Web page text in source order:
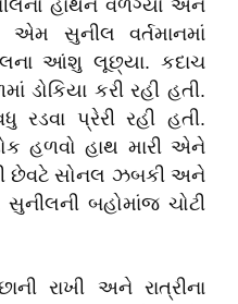
હાથને વળગ્યા અને
સુનીલ વર્તમાનમાં
આંશુ લૂછ્યા. કદાચ
કરી રહી હતી.
પ્રેરી રહી હતી.
હળવો હાથ મારી એને
છેવટે સોનલ ઝબકી અને
બહોમાંજ ચોટી
રાખી અને રાત્રીના